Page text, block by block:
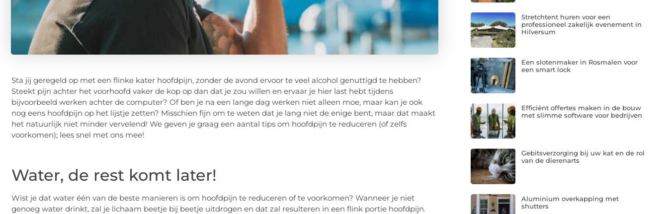
Sta jij geregeld op met een flinke kater hoofdpijn, zonder de avond ervoor te veel alcohol genuttigd te hebben?
Steekt pijn achter het voorhoofd vaker de kop op dan dat je zou willen en ervaar je hier last hebt tijdens
bijvoorbeeld werken achter de computer? Of ben je na een lange dag werken niet alleen moe, maar kan je ook
nog eens hoofdpijn op het lijstje zetten? Misschien fijn om te weten dat je lang niet de enige bent, maar dat maakt
het natuurlijk niet minder vervelend! We geven je graag een aantal tips om hoofdpijn te reduceren (of zelfs
voorkomen); lees snel met ons mee!
Water, de rest komt later!
Wist je dat water één van de beste manieren is om hoofdpijn te reduceren of te voorkomen? Wanneer je niet
genoeg water drinkt, zal je lichaam beetje bij beetje uitdrogen en dat zal resulteren in een flink portie hoofdpijn.
Stretchtent huren voor een
professioneel zakelijk evenement in
Hilversum
Een slotenmaker in Rosmalen voor
een smart lock
Efficiënt offertes maken in de bouw
met slimme software voor bedrijven
Gebitsverzorging bij uw kat en de rol
van de dierenarts
Aluminium overkapping met
shutters